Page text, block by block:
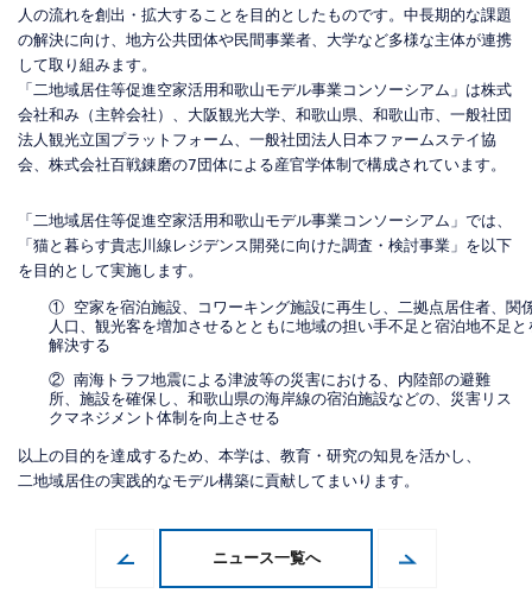
人の流れを創出・拡大することを目的としたものです。中長期的な課題
の解決に向け、地方公共団体や民間事業者、大学など多様な主体が連携
して取り組みます。
「二地域居住等促進空家活用和歌山モデル事業コンソーシアム」は株式
会社和み（主幹会社）、大阪観光大学、和歌山県、和歌山市、一般社団
法人観光立国プラットフォーム、一般社団法人日本ファームステイ協
会、株式会社百戦錬磨の7団体による産官学体制で構成されています。
「二地域居住等促進空家活用和歌山モデル事業コンソーシアム」では、
「猫と暮らす貴志川線レジデンス開発に向けた調査・検討事業」を以下
を目的として実施します。
① 空家を宿泊施設、コワーキング施設に再生し、二拠点居住者、関
人口、観光客を増加させるとともに地域の担い手不足と宿泊地不足と
解決する
② 南海トラフ地震による津波等の災害における、内陸部の避難
所、施設を確保し、和歌山県の海岸線の宿泊施設などの、災害リス
クマネジメント体制を向上させる
以上の目的を達成するため、本学は、教育・研究の知見を活かし、
ニュース一覧へ